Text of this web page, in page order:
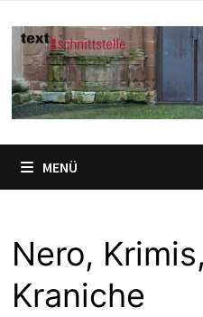
Inhalt
springen
MENÜ
Nero,
Kraniche